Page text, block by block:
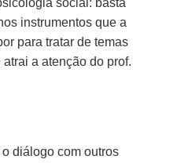
instrumentos que a
para tratar de temas
a atenção do prof.
diálogo com outros